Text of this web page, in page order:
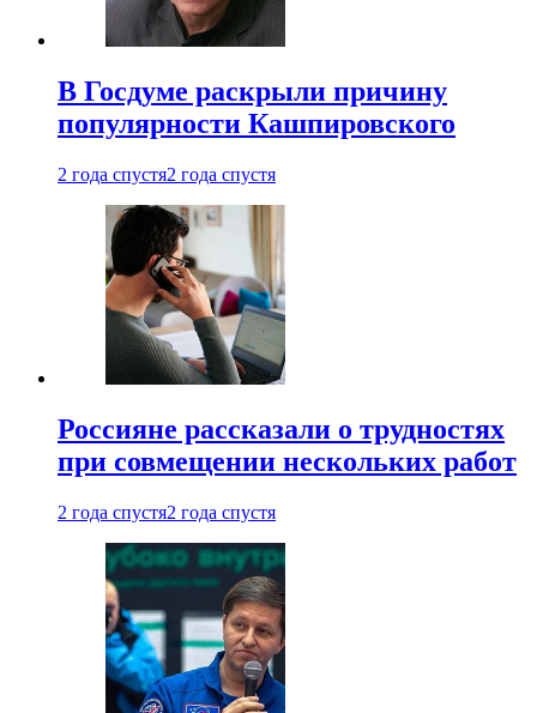
В Госдуме раскрыли причину
популярности Кашпировского
2 года спустя2 года спустя
Россияне рассказали о трудностях
при совмещении нескольких работ
2 года спустя2 года спустя